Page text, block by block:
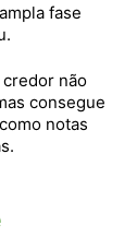
fase
credor não
consegue
notas